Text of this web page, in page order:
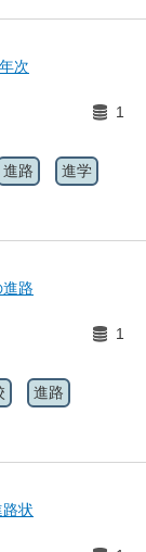
次
1
進路 進学
路
1
進路
状